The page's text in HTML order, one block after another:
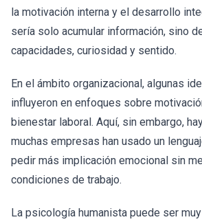
la motivación interna y el desarrollo
sería solo acumular información, sino
capacidades, curiosidad y sentido.
En el ámbito organizacional, algunas
influyeron en enfoques sobre
bienestar laboral. Aquí, sin embargo,
muchas empresas han usado un
pedir más implicación emocional sin
condiciones de trabajo.
La psicología humanista puede ser